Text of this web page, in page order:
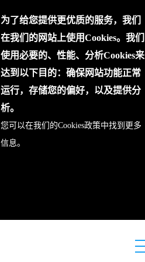
为了给您提供更优质的服务，我们
在我们的网站上使用Cookies。我们
使用必要的、性能、分析Cookies来
达到以下目的：确保网站功能正常
运行，存储您的偏好，以及提供分
析。
您可以在我们的Cookies政策中找到更多
信息。